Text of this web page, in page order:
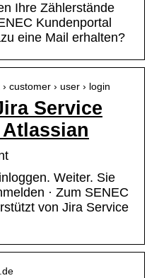
Ihre Zählerstände
Kundenportal
eine Mail erhalten?
customer › user › login
Service
Weiter. Sie
· Zum SENEC
von Jira Service